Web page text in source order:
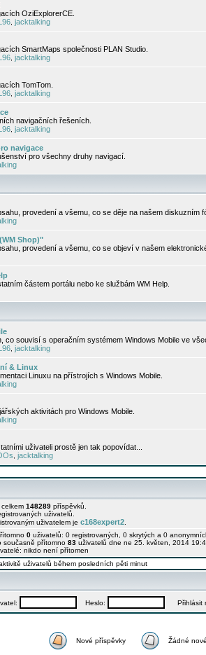
OziExplorerCE.
jacktalking
SmartMaps společnosti PLAN Studio.
jacktalking
TomTom.
jacktalking
navigačních řešeních.
jacktalking
navigace
pro všechny druhy navigací.
provedení a všemu, co se děje na našem diskuzním
Shop)"
provedení a všemu, co se objeví v našem
částem portálu nebo ke službám WM Help.
co souvisí s operačním systémem Windows Mobile ve
jacktalking
& Linux
Linuxu na přístrojích s Windows Mobile.
aktivitách pro Windows Mobile.
uživateli prostě jen tak popovídat...
jacktalking
148289 příspěvků.
uživatelů.
uživatelem je c168expert2
0 uživatelů: 0 registrovaných, 0 skrytých a 0
současně přítomno 83 uživatelů dne ne 25. květen, 2014
nikdo není přítomen
uživatelů během posledních pěti minut
Heslo: Přihlásit
Nové příspěvky Žádné